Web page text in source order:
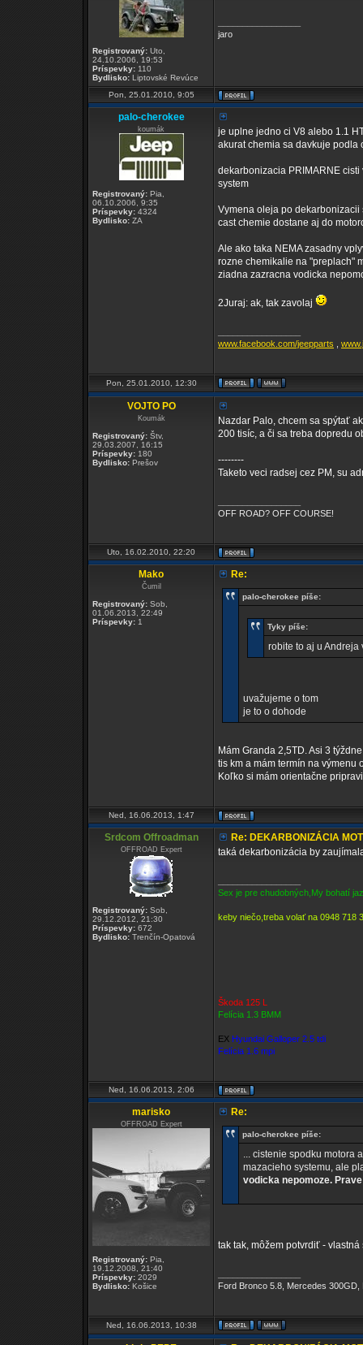
Registrovaný: Uto,
24.10.2006, 19:53
Príspevky: 110
Bydlisko: Liptovské Revúce
jaro
Pon, 25.01.2010, 9:05
palo-cherokee
koumák
Registrovaný: Pia,
06.10.2006, 9:35
Príspevky: 4324
Bydlisko: ZA
je uplne jedno ci V8 alebo 1.1
akurat chemia sa davkuje podla
dekarbonizacia PRIMARNE
system
Vymena oleja po dekarbonizacii
cast chemie dostane aj do
Ale ako taka NEMA zasadny
rozne chemikalie na "preplach"
ziadna zazracna vodicka
2Juraj: ak, tak zavolaj
www.facebook.com/jeepparts
Pon, 25.01.2010, 12:30
VOJTO PO
Koumák
Registrovaný: Štv,
29.03.2007, 16:15
Príspevky: 180
Bydlisko: Prešov
Nazdar Palo, chcem sa spýtať
200 tisíc, a či sa treba dopredu
--------
Taketo veci radsej cez PM, su
OFF ROAD? OFF COURSE!
Uto, 16.02.2010, 22:20
Mako
Čumil
Registrovaný: Sob,
01.06.2013, 22:49
Príspevky: 1
Re:
palo-cherokee píše:
Tyky píše:
robite to aj u Andreja
uvažujeme o tom
je to o dohode
Mám Granda 2,5TD. Asi 3
tis km a mám termín na výmenu
Koľko si mám orientačne
Ned, 16.06.2013, 1:47
Srdcom Offroadman
OFFROAD Expert
Registrovaný: Sob,
29.12.2012, 21:30
Príspevky: 672
Bydlisko: Trenčín-Opatová
Re: DEKARBONIZÁCIA
taká dekarbonizácia by
Sex je pre chudobných,My bohatí
keby niečo,treba volať na 0948 718
Škoda 125 L
Felícia 1.3 BMM
EX Hyundai Galloper 2.5 tdi
Felícia 1.6 mpi
Ned, 16.06.2013, 2:06
marisko
OFFROAD Expert
Registrovaný: Pia,
19.12.2008, 21:40
Príspevky: 2029
Bydlisko: Košice
Re:
palo-cherokee píše:
... cistenie spodku motora
mazacieho systemu, ale
vodicka nepomoze.
tak tak, môžem potvrdiť -
Ford Bronco 5.8, Mercedes
Ned, 16.06.2013, 10:38